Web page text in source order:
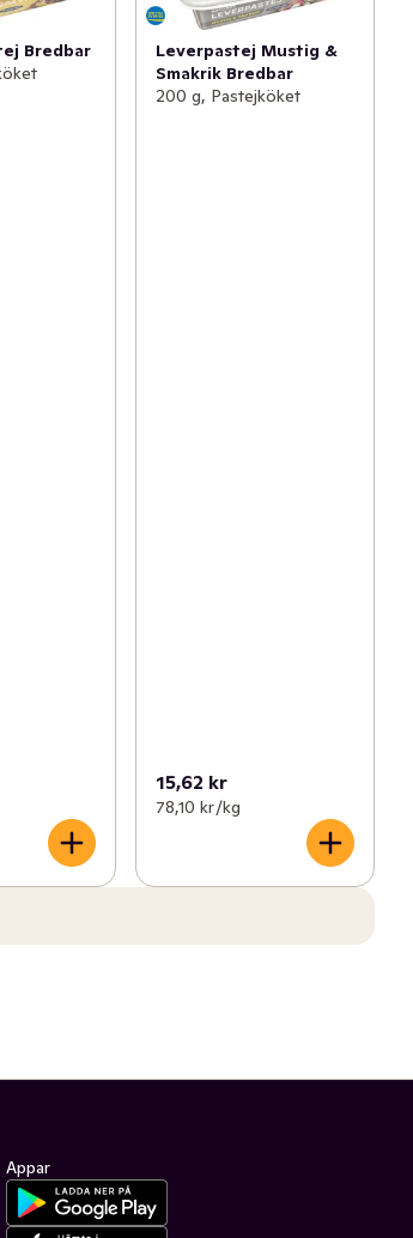
Bredbar
Leverpastej Mustig &
Smakrik Bredbar
200 g, Pastejköket
15,62 kr
78,10 kr /kg
Appar